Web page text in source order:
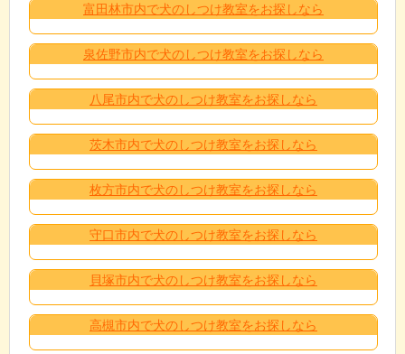
富田林市内で犬のしつけ教室をお探しなら
泉佐野市内で犬のしつけ教室をお探しなら
八尾市内で犬のしつけ教室をお探しなら
茨木市内で犬のしつけ教室をお探しなら
枚方市内で犬のしつけ教室をお探しなら
守口市内で犬のしつけ教室をお探しなら
貝塚市内で犬のしつけ教室をお探しなら
高槻市内で犬のしつけ教室をお探しなら